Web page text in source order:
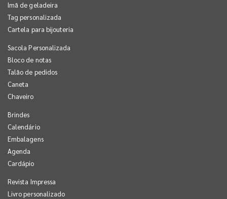
Imã de geladeira
Tag personalizada
Cartela para bijouteria
Sacola Personalizada
Bloco de notas
Talão de pedidos
Caneta
Chaveiro
Brindes
Calendário
Embalagens
Agenda
Cardápio
Revista Impressa
Livro personalizado